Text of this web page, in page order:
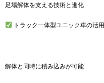
足場解体を支える技術と進化
トラック一体型ユニック車の活用
解体と同時に積み込みが可能